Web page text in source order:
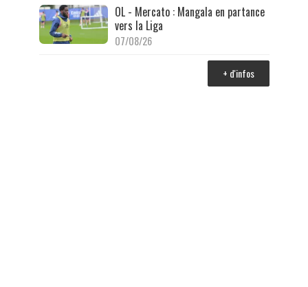
OL - Mercato : Mangala en partance
vers la Liga
07/08/26
+ d'infos